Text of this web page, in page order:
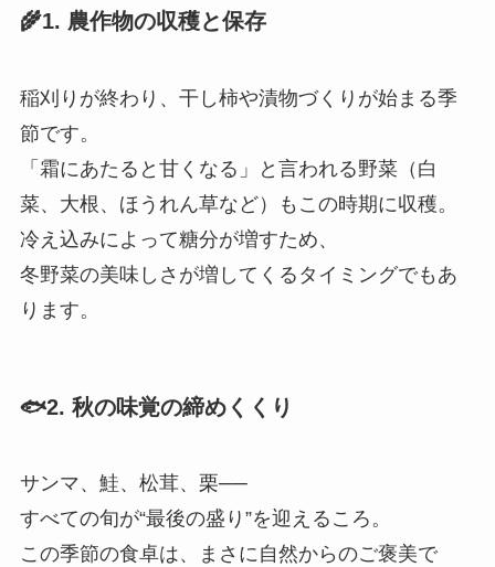
🌾1. 農作物の収穫と保存
稲刈りが終わり、干し柿や漬物づくりが始まる季
節です。
「霜にあたると甘くなる」と言われる野菜（白
菜、大根、ほうれん草など）もこの時期に収穫。
冷え込みによって糖分が増すため、
冬野菜の美味しさが増してくるタイミングでもあ
ります。
🐟2. 秋の味覚の締めくくり
サンマ、鮭、松茸、栗──
すべての旬が“最後の盛り”を迎えるころ。
この季節の食卓は、まさに自然からのご褒美で